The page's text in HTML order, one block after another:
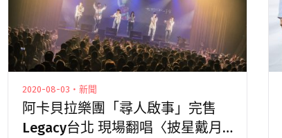
2020-08-03・新聞
阿卡貝拉樂團「尋人啟事」完售
Legacy台北 現場翻唱〈披星戴月